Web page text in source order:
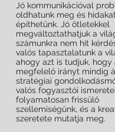
Jó kommunikációval
oldhatunk meg és hidakat
építhetünk. Jó ötletekkel
megváltoztathatjuk a
számunkra nem hit
valós tapasztalatunk a
ahogy azt is tudjuk, hogy
megfelelő irányt mindig
stratégiai
valós fogyasztói
folyamatosan frissülő
szellemiségünk, és a
szeretete mutatja meg.